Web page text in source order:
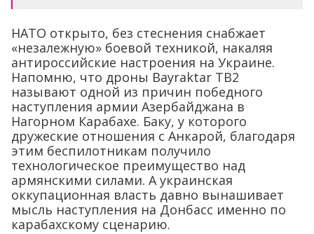
НАТО открыто, без стеснения снабжает
«незалежную» боевой техникой, накаляя
антироссийские настроения на Украине.
Напомню, что дроны Bayraktar TB2
называют одной из причин победного
наступления армии Азербайджана в
Нагорном Карабахе. Баку, у которого
дружеские отношения с Анкарой, благодаря
этим беспилотникам получило
технологическое преимущество над
армянскими силами. А украинская
оккупационная власть давно вынашивает
мысль наступления на Донбасс именно по
карабахскому сценарию.